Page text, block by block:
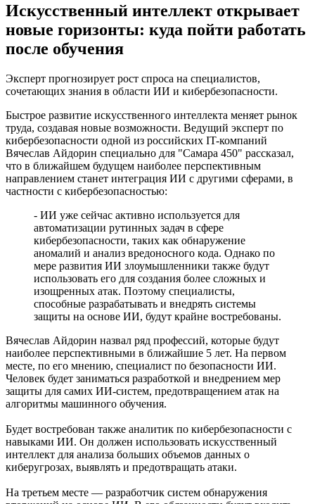
09.08.2026 | 10:05
Вячеслав Федорищев поздравил жителей Самарской области с
Днем строителя
09.08.2026 | 09:33
Персеиды: самарцам рассказали, как увидеть звездопад с 12 по
14 августа
09.08.2026 | 09:17
Народные приметы на 10 августа 2026 года: что нельзя делать
в этот день
09.08.2026 | 09:13
День строителя в России: какие даты отмечаются 9 августа
09.08.2026 | 08:20
В Самарской области 9 августа будет аномальная жара
09.08.2026 | 07:04
Серия магнитных бурь ожидается в Самарской области во
второй половине августа
08.08.2026 | 21:52
"Акрон" вничью сыграл с "Локомотивом" в третьем туре РПЛ
08.08.2026 | 21:26
Вячеслав Федорищев поздравил "Волонтёров-медиков" с
десятилетием
08.08.2026 | 21:07
Есть погибшие: в Ставропольском районе столкнулись две
моторные лодки
08.08.2026 | 20:33
Вячеслав Федорищев – в топ-3 губернаторов по количеству
подписчиков в "МАКСе"
08.08.2026 | 20:01
Состав ХК ЦСК ВВС пополнили два нападающих
08.08.2026 | 19:39
Вячеслав Федорищев: "В Самарской области сильные,
спортивные и талантливые люди"
8 августа самарские "Крылья Советов" на домашнем стадионе
уступили "Балтике"
08.08.2026 | 18:41
Вячеслав Федорищев: "У нас очень сильная федерация
08.08.2026 | 17:57
Искусственный интеллект открывает
новые горизонты: куда пойти работать
после обучения
Эксперт прогнозирует рост спроса на специалистов,
сочетающих знания в области ИИ и кибербезопасности.
Быстрое развитие искусственного интеллекта меняет рынок
труда, создавая новые возможности. Ведущий эксперт по
кибербезопасности одной из российских IT-компаний
Вячеслав Айдорин специально для "Самара 450" рассказал,
что в ближайшем будущем наиболее перспективным
направлением станет интеграция ИИ с другими сферами, в
частности с кибербезопасностью:
- ИИ уже сейчас активно используется для
автоматизации рутинных задач в сфере
кибербезопасности, таких как обнаружение
аномалий и анализ вредоносного кода. Однако по
мере развития ИИ злоумышленники также будут
использовать его для создания более сложных и
изощренных атак. Поэтому специалисты,
способные разрабатывать и внедрять системы
защиты на основе ИИ, будут крайне востребованы.
Вячеслав Айдорин назвал ряд профессий, которые будут
наиболее перспективными в ближайшие 5 лет. На первом
месте, по его мнению, специалист по безопасности ИИ.
Человек будет заниматься разработкой и внедрением мер
защиты для самих ИИ-систем, предотвращением атак на
алгоритмы машинного обучения.
Будет востребован также аналитик по кибербезопасности с
навыками ИИ. Он должен использовать искусственный
интеллект для анализа больших объемов данных о
киберугрозах, выявлять и предотвращать атаки.
На третьем месте — разработчик систем обнаружения